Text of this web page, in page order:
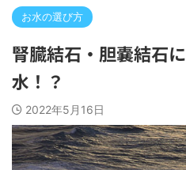
お水の選び方
腎臓結石・胆嚢結石
水！？
2022年5月16日